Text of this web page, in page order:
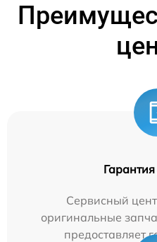
Сервисный
оригинальные
предоставляет